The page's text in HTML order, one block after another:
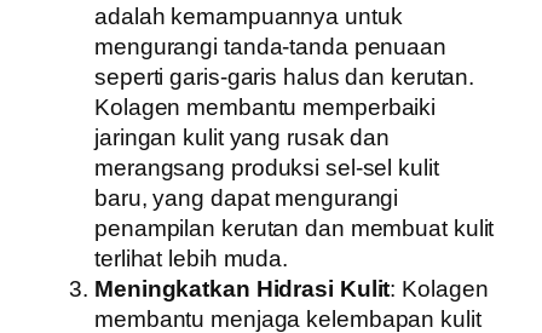
adalah kemampuannya untuk
mengurangi tanda-tanda penuaan
seperti garis-garis halus dan kerutan.
Kolagen membantu memperbaiki
jaringan kulit yang rusak dan
merangsang produksi sel-sel kulit
baru, yang dapat mengurangi
penampilan kerutan dan membuat kulit
terlihat lebih muda.
Meningkatkan Hidrasi Kulit: Kolagen
membantu menjaga kelembapan kulit